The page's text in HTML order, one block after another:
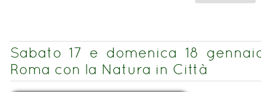
Sabato 17 e domenica 18
Roma con la Natura in Città